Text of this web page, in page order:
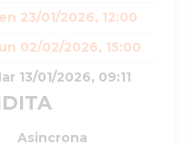
23/01/2026, 12:00
02/02/2026, 15:00
13/01/2026, 09:11
Asincrona